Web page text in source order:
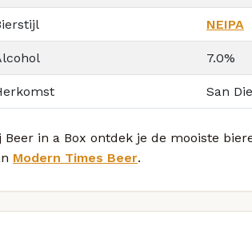
NEIPA
7.0%
San
Beer in a Box ontdek je de mooiste
Modern Times Beer.